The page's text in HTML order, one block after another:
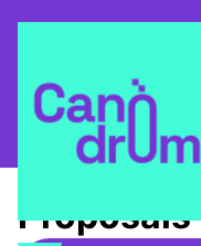
L'Alzina i el Canòdrom
Proposals